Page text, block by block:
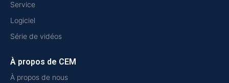
Service
Logiciel
Série de vidéos
À propos de CEM
À propos de nous